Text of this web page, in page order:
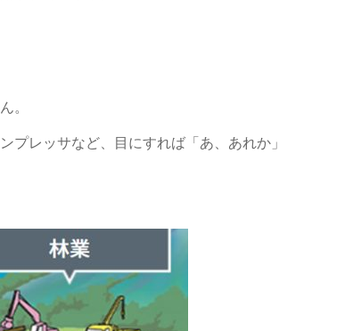
。
プレッサなど、目にすれば「あ、あれか」